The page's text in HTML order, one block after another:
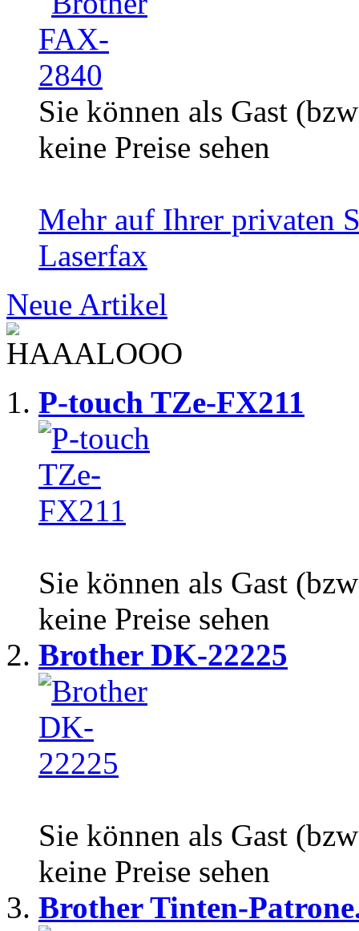
Sie können als Gast
keine Preise sehen
Mehr auf Ihrer privaten
Laserfax
Neue Artikel
P-touch TZe-FX211
Sie können als Gast
keine Preise sehen
Brother DK-22225
Sie können als Gast
keine Preise sehen
Brother Tinten-